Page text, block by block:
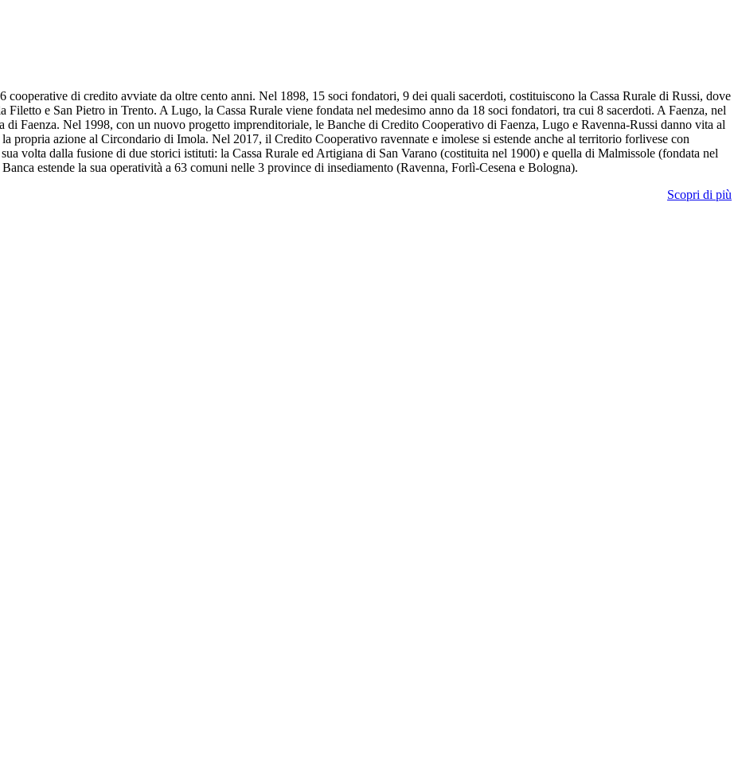
di credito avviate da oltre cento anni. Nel 1898, 15 soci fondatori, 9 dei quali sacerdoti, costituiscono la Cassa Rurale di Russi, dove
e San Pietro in Trento. A Lugo, la Cassa Rurale viene fondata nel medesimo anno da 18 soci fondatori, tra cui 8 sacerdoti. A Faenza, nel
Faenza. Nel 1998, con un nuovo progetto imprenditoriale, le Banche di Credito Cooperativo di Faenza, Lugo e Ravenna-Russi danno vita al
propria azione al Circondario di Imola. Nel 2017, il Credito Cooperativo ravennate e imolese si estende anche al territorio forlivese con
volta dalla fusione di due storici istituti: la Cassa Rurale ed Artigiana di San Varano (costituita nel 1900) e quella di Malmissole (fondata nel
estende la sua operatività a 63 comuni nelle 3 province di insediamento (Ravenna, Forlì-Cesena e Bologna).
Scopri di più